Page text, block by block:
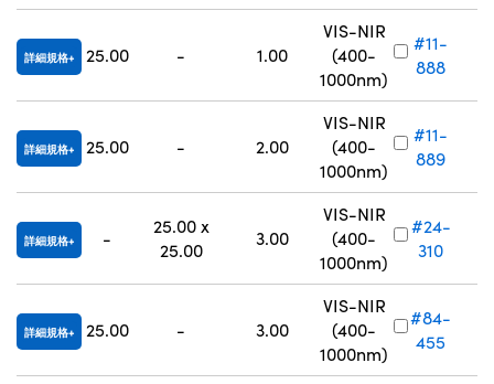
詳細規格 25.00 - 1.00
VIS-NIR
(400-
1000nm)
#11-
888
詳細規格 25.00 - 2.00
VIS-NIR
(400-
1000nm)
#11-
889
詳細規格 -
25.00 x
25.00
3.00
VIS-NIR
(400-
1000nm)
#24-
310
詳細規格 25.00 - 3.00
VIS-NIR
(400-
1000nm)
#84-
455